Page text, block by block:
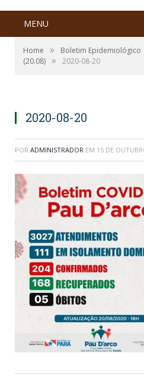
MENU
Home » Boletim Epidemiológico
(20.08) » 2020-08-20
2020-08-20
POR ADMINISTRADOR EM 15 DE